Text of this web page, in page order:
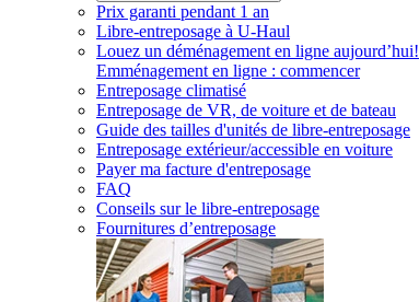
Prix garanti pendant 1 an
Libre-entreposage à U-Haul
Louez un déménagement en ligne aujourd’hui!
Emménagement en ligne : commencer
Entreposage climatisé
Entreposage de VR, de voiture et de bateau
Guide des tailles d'unités de libre-entreposage
Entreposage extérieur/accessible en voiture
Payer ma facture d'entreposage
FAQ
Conseils sur le libre-entreposage
Fournitures d’entreposage